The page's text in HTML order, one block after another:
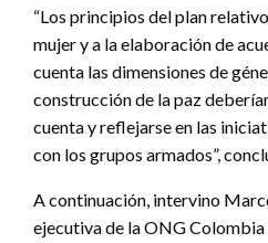
“Los principios del plan
mujer y a la elaboración de
cuenta las dimensiones de
construcción de la paz
cuenta y reflejarse en las
con los grupos armados”,
A continuación, intervino
ejecutiva de la ONG Colombia